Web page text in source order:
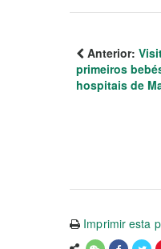
Anterior:
primeiros
hospitais de
Imprimir esta